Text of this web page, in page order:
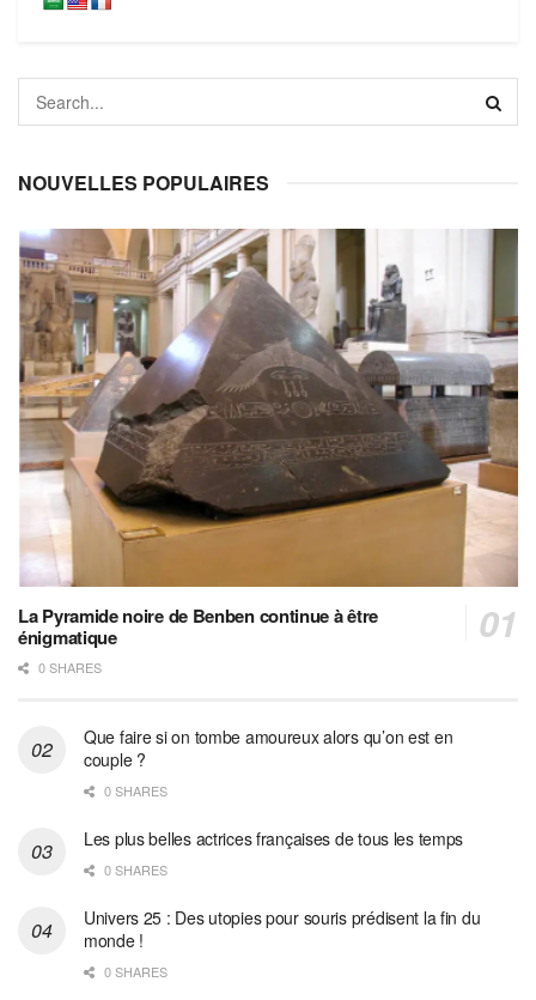
NOUVELLES POPULAIRES
La Pyramide noire de Benben continue à être
énigmatique
0 SHARES
Que faire si on tombe amoureux alors qu’on est en
couple ?
0 SHARES
Les plus belles actrices françaises de tous les temps
0 SHARES
Univers 25 : Des utopies pour souris prédisent la fin du
monde !
0 SHARES